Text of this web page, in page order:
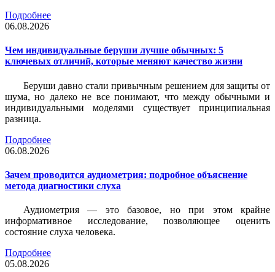
Подробнее
06.08.2026
Чем индивидуальные беруши лучше обычных: 5
ключевых отличий, которые меняют качество жизни
Беруши давно стали привычным решением для защиты от
шума, но далеко не все понимают, что между обычными и
индивидуальными моделями существует принципиальная
разница.
Подробнее
06.08.2026
Зачем проводится аудиометрия: подробное объяснение
метода диагностики слуха
Аудиометрия — это базовое, но при этом крайне
информативное исследование, позволяющее оценить
состояние слуха человека.
Подробнее
05.08.2026